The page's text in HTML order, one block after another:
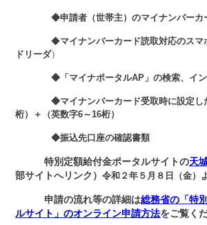
◆申請者（世帯主）のマイナンバーカ
◆マイナンバーカード読取対応のス
ドリーダ）
◆「マイナポータルAP」の検索、イ
◆マイナンバーカード受取時に設定した
桁）＋（英数字6～16桁）
◆振込先口座の確認書類
特別定額給付金ポータルサイトの天
部サイトへリンク）令和２年５月８日（金）
申請の流れ等の詳細は総務省の「特
ルサイト」のオンライン申請方法をご覧く